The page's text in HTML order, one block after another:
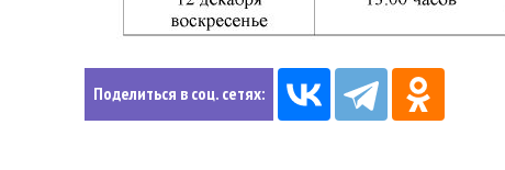
Поделиться в соц. сетях: